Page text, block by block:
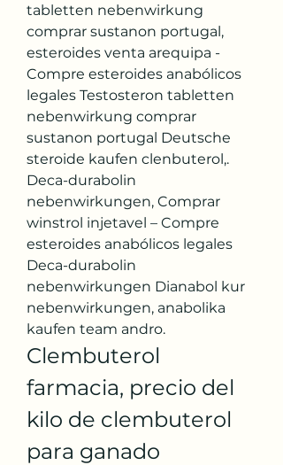
tabletten nebenwirkung
comprar sustanon portugal,
esteroides venta arequipa -
Compre esteroides anabólicos
legales Testosteron tabletten
nebenwirkung comprar
sustanon portugal Deutsche
steroide kaufen clenbuterol,.
Deca-durabolin
nebenwirkungen, Comprar
winstrol injetavel – Compre
esteroides anabólicos legales
Deca-durabolin
nebenwirkungen Dianabol kur
nebenwirkungen, anabolika
kaufen team andro.
Clembuterol
farmacia, precio del
kilo de clembuterol
para ganado